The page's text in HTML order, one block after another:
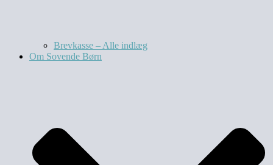
Brevkasse – Alle indlæg
Om Sovende Børn